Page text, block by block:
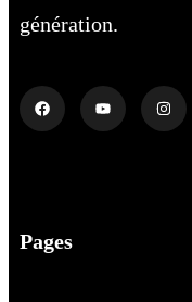
génération.
Pages